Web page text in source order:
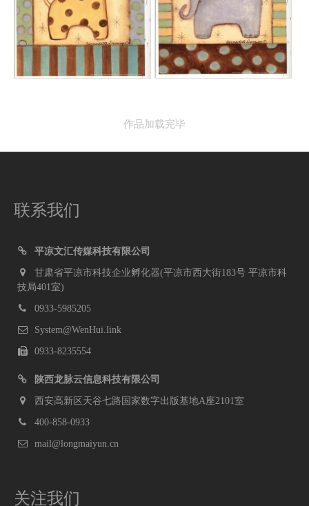
作品加载完毕
联系我们
平凉文汇传媒科技有限公司
甘肃省平凉市科技企业孵化器(平凉市西大街183号 平凉市科
技局401室)
0933-5985205
System@WenHui.link
0933-8235554
陕西龙脉云信息科技有限公司
西安高新区天谷七路国家数字出版基地A座2101室
400-858-0933
mail@longmaiyun.cn
关注我们